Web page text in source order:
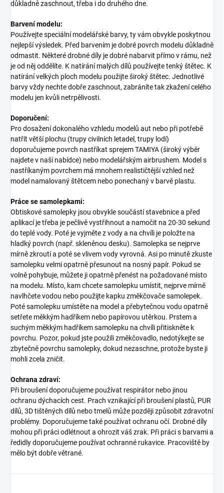
důkladně zaschnout, třeba i do druhého dne.
Barvení modelu:
Používejte speciální modelářské barvy, ty vám obvykle poskytnou
nejlepší výsledek. Před barvením je dobré povrch modelu důkladně
odmastit. Některé drobné díly je dobré nabarvit přímo v rámu, než
je od něj oddělíte. K natírání malých dílů používejte tenký štětec. K
natírání velkých ploch modelu použijte široký štětec. Jednotlivé
barvy vždy nechte dobře zaschnout, zabráníte tak zkažení celého
modelu jen kvůli netrpělivosti.
Doporučení:
Pro dosažení dokonalého vzhledu modelů aut nebo při potřebě
natřít větší plochu (trupy civilních letadel, trupy lodí)
doporučujeme povrch nastříkat sprejem TAMIYA (široký výběr
najdete v naší nabídce) nebo modelářským airbrushem. Model s
nastříkaným povrchem má mnohem realističtější vzhled než
model namalovaný štětcem nebo ponechaný v barvě plastu.
Práce se samolepkami:
Obtiskové samolepky jsou obvykle součástí stavebnice a před
aplikací je třeba je pečlivě vystřihnout a namočit na 20-30 sekund
do teplé vody. Poté je vyjměte z vody a na chvíli je položte na
hladký povrch (např. skleněnou desku). Samolepka se nejprve
mírně zkroutí a poté se vlivem vody vyrovná. Asi po minutě zkuste
samolepku velmi opatrně přesunout na nosný papír. Pokud se
volně pohybuje, můžete ji opatrně přenést na požadované místo
na modelu. Místo, kam chcete samolepku umístit, nejprve mírně
navlhčete vodou nebo použijte kapku změkčovače samolepek.
Poté samolepku umístěte na model a přebytečnou vodu opatrně
setřete měkkým hadříkem nebo papírovou utěrkou. Prstem a
suchým měkkým hadříkem samolepku na chvíli přitiskněte k
povrchu. Pozor, pokud jste použili změkčovadlo, nedotýkejte se
zbytečně povrchu samolepky, dokud nezaschne, protože byste ji
mohli zcela zničit.
Ochrana zdraví:
Při broušení doporučujeme používat respirátor nebo jinou
ochranu dýchacích cest. Prach vznikající při broušení plastů, PUR
dílů, 3D tištěných dílů nebo tmelů může později způsobit zdravotní
problémy. Doporučujeme také používat ochranu očí. Drobné díly
mohou při práci odlétnout a ohrozit váš zrak. Při práci s barvami a
ředidly doporučujeme používat ochranné rukavice. Pracoviště by
mělo být dobře větrané.